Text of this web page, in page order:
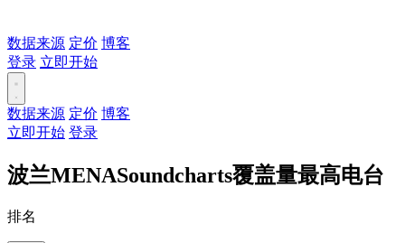
数据来源 定价 博客
登录 立即开始
数据来源 定价 博客
立即开始 登录
波兰MENASoundcharts覆盖量最高电台
排名